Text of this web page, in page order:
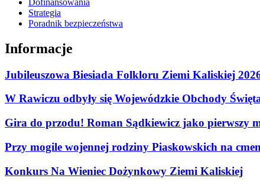
Dofinansowania
Strategia
Poradnik bezpieczeństwa
Informacje
Jubileuszowa Biesiada Folkloru Ziemi Kaliskiej
W Rawiczu odbyły się Wojewódzkie Obchody
Gira do przodu! Roman Sądkiewicz jako pierwszy
Przy mogile wojennej rodziny Piaskowskich na
Konkurs Na Wieniec Dożynkowy Ziemi Kaliskiej